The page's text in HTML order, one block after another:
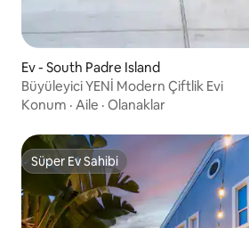
Ev - South Padre Island
Büyüleyici YENİ Modern Çiftlik Evi
Konum · Aile · Olanaklar
Süper Ev Sahibi
Süper Ev Sahibi